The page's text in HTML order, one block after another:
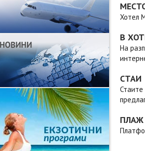
Хотел
В
На
СТАИ
Стаите
ПЛАЖ